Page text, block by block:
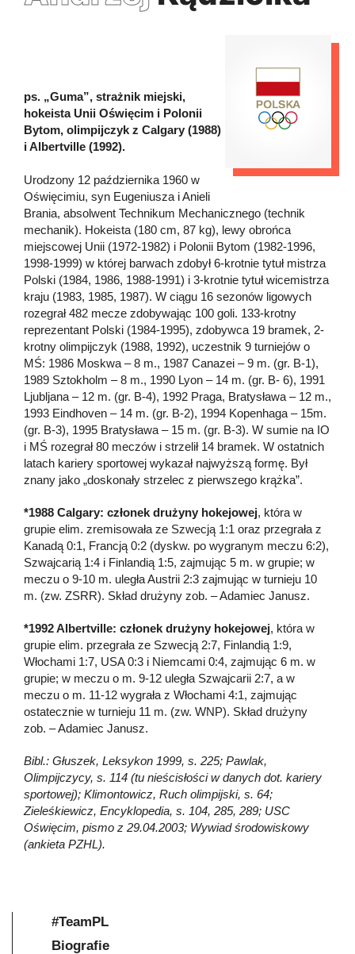
ps. „Guma”, strażnik miejski,
hokeista Unii Oświęcim i Polonii
Bytom, olimpijczyk z Calgary (1988)
i Albertville (1992).
Urodzony 12 października 1960 w
Oświęcimiu, syn Eugeniusza i Anieli
Brania, absolwent Technikum Mechanicznego (technik
mechanik). Hokeista (180 cm, 87 kg), lewy obrońca
miejscowej Unii (1972-1982) i Polonii Bytom (1982-1996,
1998-1999) w której barwach zdobył 6-krotnie tytuł mistrza
Polski (1984, 1986, 1988-1991) i 3-krotnie tytuł wicemistrza
kraju (1983, 1985, 1987). W ciągu 16 sezonów ligowych
rozegrał 482 mecze zdobywając 100 goli. 133-krotny
reprezentant Polski (1984-1995), zdobywca 19 bramek, 2-
krotny olimpijczyk (1988, 1992), uczestnik 9 turniejów o
MŚ: 1986 Moskwa – 8 m., 1987 Canazei – 9 m. (gr. B-1),
1989 Sztokholm – 8 m., 1990 Lyon – 14 m. (gr. B- 6), 1991
Ljubljana – 12 m. (gr. B-4), 1992 Praga, Bratysława – 12 m.,
1993 Eindhoven – 14 m. (gr. B-2), 1994 Kopenhaga – 15m.
(gr. B-3), 1995 Bratysława – 15 m. (gr. B-3). W sumie na IO
i MŚ rozegrał 80 meczów i strzelił 14 bramek. W ostatnich
latach kariery sportowej wykazał najwyższą formę. Był
znany jako „doskonały strzelec z pierwszego krążka”.
*1988 Calgary: członek drużyny hokejowej, która w
grupie elim. zremisowała ze Szwecją 1:1 oraz przegrała z
Kanadą 0:1, Francją 0:2 (dyskw. po wygranym meczu 6:2),
Szwajcarią 1:4 i Finlandią 1:5, zajmując 5 m. w grupie; w
meczu o 9-10 m. uległa Austrii 2:3 zajmując w turnieju 10
m. (zw. ZSRR). Skład drużyny zob. – Adamiec Janusz.
*1992 Albertville: członek drużyny hokejowej, która w
grupie elim. przegrała ze Szwecją 2:7, Finlandią 1:9,
Włochami 1:7, USA 0:3 i Niemcami 0:4, zajmując 6 m. w
grupie; w meczu o m. 9-12 uległa Szwajcarii 2:7, a w
meczu o m. 11-12 wygrała z Włochami 4:1, zajmując
ostatecznie w turnieju 11 m. (zw. WNP). Skład drużyny
zob. – Adamiec Janusz.
Bibl.: Głuszek, Leksykon 1999, s. 225; Pawlak,
Olimpijczycy, s. 114 (tu nieścisłości w danych dot. kariery
sportowej); Klimontowicz, Ruch olimpijski, s. 64;
Zieleśkiewicz, Encyklopedia, s. 104, 285, 289; USC
Oświęcim, pismo z 29.04.2003; Wywiad środowiskowy
(ankieta PZHL).
#TeamPL
Biografie